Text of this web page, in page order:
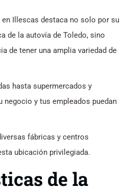
Illescas destaca no solo por su
de la autovía de Toledo, sino
de tener una amplia variedad de
hasta supermercados y
negocio y tus empleados puedan
fábricas y centros
ubicación privilegiada.
de la